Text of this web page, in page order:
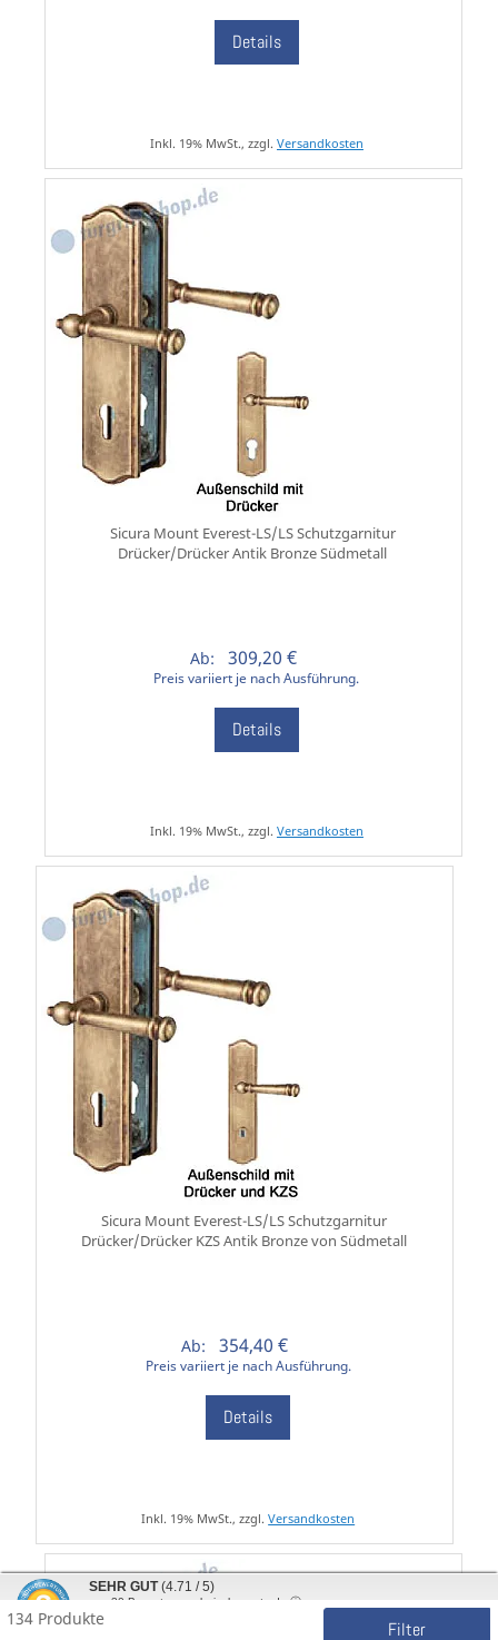
134 Produkte Filter
Details
Inkl. 19% MwSt., zzgl. Versandkosten
Sicura Mount Everest-LS/LS Schutzgarnitur
Drücker/Drücker Antik Bronze Südmetall
Ab: 309,20 €
Preis variiert je nach Ausführung.
Details
Inkl. 19% MwSt., zzgl. Versandkosten
Sicura Mount Everest-LS/LS Schutzgarnitur
Drücker/Drücker KZS Antik Bronze von Südmetall
Ab: 354,40 €
Preis variiert je nach Ausführung.
Details
Inkl. 19% MwSt., zzgl.Versandkosten
SEHR GUT (4.71 / 5)
30 Bewertungen bei: shopvote.de ⓘ
Informationen zur Echtheit der Bewertungen